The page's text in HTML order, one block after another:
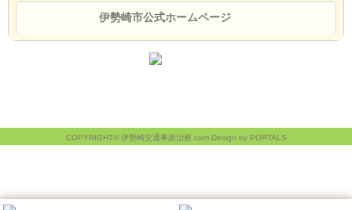
伊勢崎市公式ホームページ
COPYRIGHT© 伊勢崎交通事故治療.com Design by PORTALS